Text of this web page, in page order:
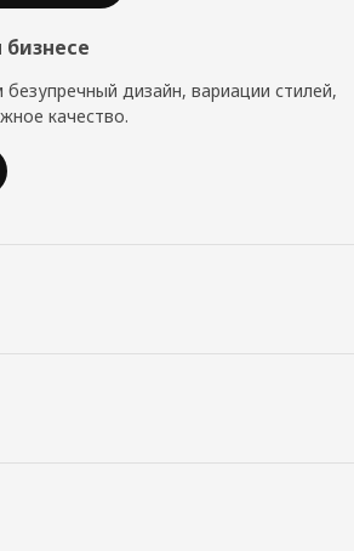
дизайн, вариации стилей,
качество.